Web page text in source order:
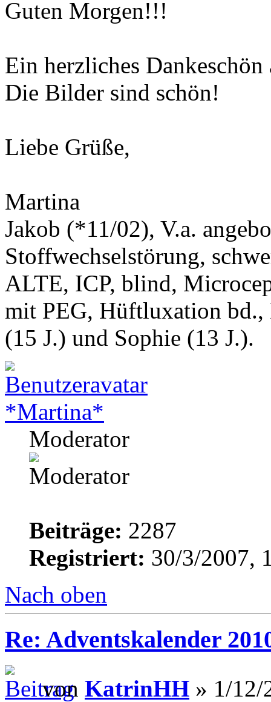
Guten Morgen!!!
Ein herzliches
Die Bilder sind schön!
Liebe Grüße,
Martina
Jakob (*11/02), V.a.
Stoffwechselstörung,
ALTE, ICP, blind,
mit PEG, Hüftluxation bd.,
(15 J.) und Sophie (13 J.).
*Martina*
Moderator
Beiträge: 2287
Registriert: 30/3/2007,
Nach oben
Re: Adventskalender
von KatrinHH » 1/12/